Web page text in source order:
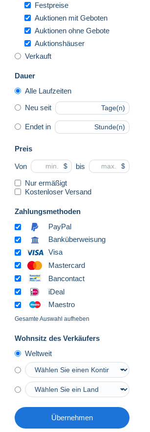
Festpreise
Auktionen mit Geboten
Auktionen ohne Gebote
Auktionshäuser
Verkauft
Dauer
Alle Laufzeiten
Neu seit Tage(n)
Endet in Stunde(n)
Preis
Von $ bis $
Nur ermäßigt
Kostenloser Versand
Zahlungsmethoden
PayPal
Banküberweisung
Visa
Mastercard
Bancontact
iDeal
Maestro
Gesamte Auswahl aufheben
Wohnsitz des Verkäufers
Weltweit
Übernehmen